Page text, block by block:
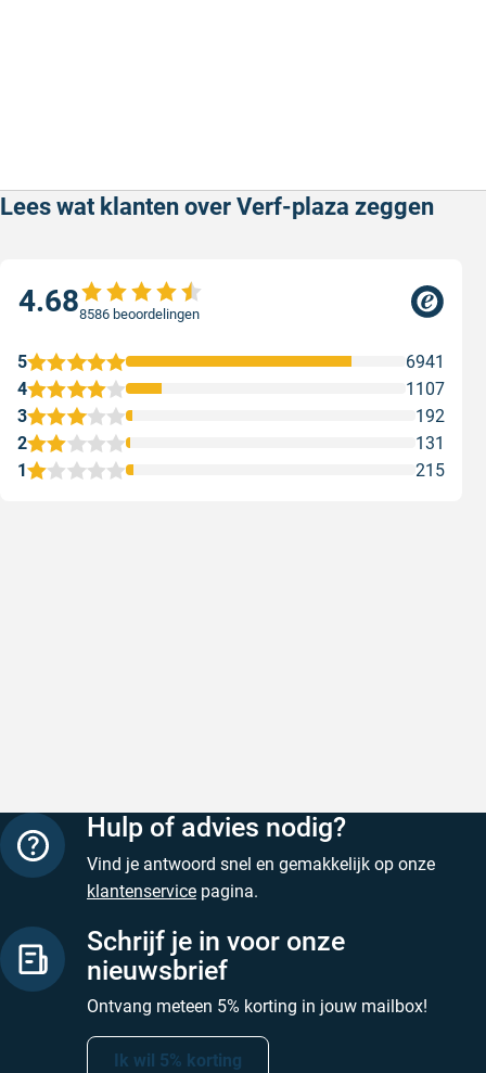
Lees wat klanten over Verf-plaza zeggen
4.688586 beoordelingen
1 215
2 131
3 192
4 1107
5 6941
Hulp of advies nodig?
Vind je antwoord snel en gemakkelijk op onze
klantenservice pagina.
Schrijf je in voor onze
nieuwsbrief
Ontvang meteen 5% korting in jouw mailbox!
Ik wil 5% korting